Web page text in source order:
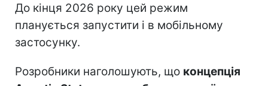
До кінця 2026 року цей режим
планується запустити і в мобільному
застосунку.
Розробники наголошують, що концепція